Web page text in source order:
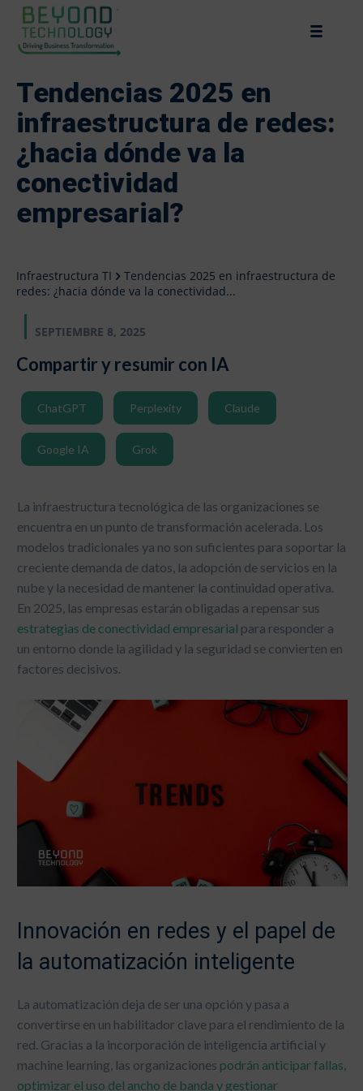
Tendencias 2025 en
infraestructura de redes:
¿hacia dónde va la
conectividad
empresarial?
Infraestructura TI
Tendencias 2025 en infraestructura de
redes: ¿hacia dónde va la conectividad...
SEPTIEMBRE 8, 2025
Compartir y resumir con IA
ChatGPT Perplexity Claude
Google IA Grok
La infraestructura tecnológica de las organizaciones se
encuentra en un punto de transformación acelerada. Los
modelos tradicionales ya no son suficientes para soportar la
creciente demanda de datos, la adopción de servicios en la
nube y la necesidad de mantener la continuidad operativa.
En 2025, las empresas estarán obligadas a repensar sus
estrategias de conectividad empresarial para responder a
un entorno donde la agilidad y la seguridad se convierten en
factores decisivos.
Innovación en redes y el papel de
la automatización inteligente
La automatización deja de ser una opción y pasa a
convertirse en un habilitador clave para el rendimiento de la
red. Gracias a la incorporación de inteligencia artificial y
machine learning, las organizaciones podrán anticipar fallas,
optimizar el uso del ancho de banda y gestionar